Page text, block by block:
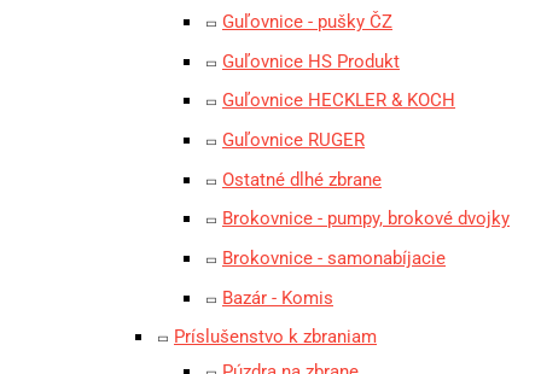
Guľovnice - pušky ČZ
Guľovnice HS Produkt
Guľovnice HECKLER & KOCH
Guľovnice RUGER
Ostatné dlhé zbrane
Brokovnice - pumpy, brokové dvojky
Brokovnice - samonabíjacie
Bazár - Komis
Príslušenstvo k zbraniam